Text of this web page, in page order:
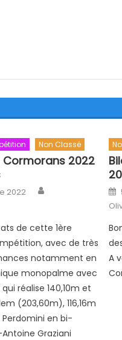
Non Classé
2022
2022
de cette 1ère
avec de très
notamment en
monopalme avec
réalise 140,10m et
(203,60m), 116,16m
en bi-
Graziani
A